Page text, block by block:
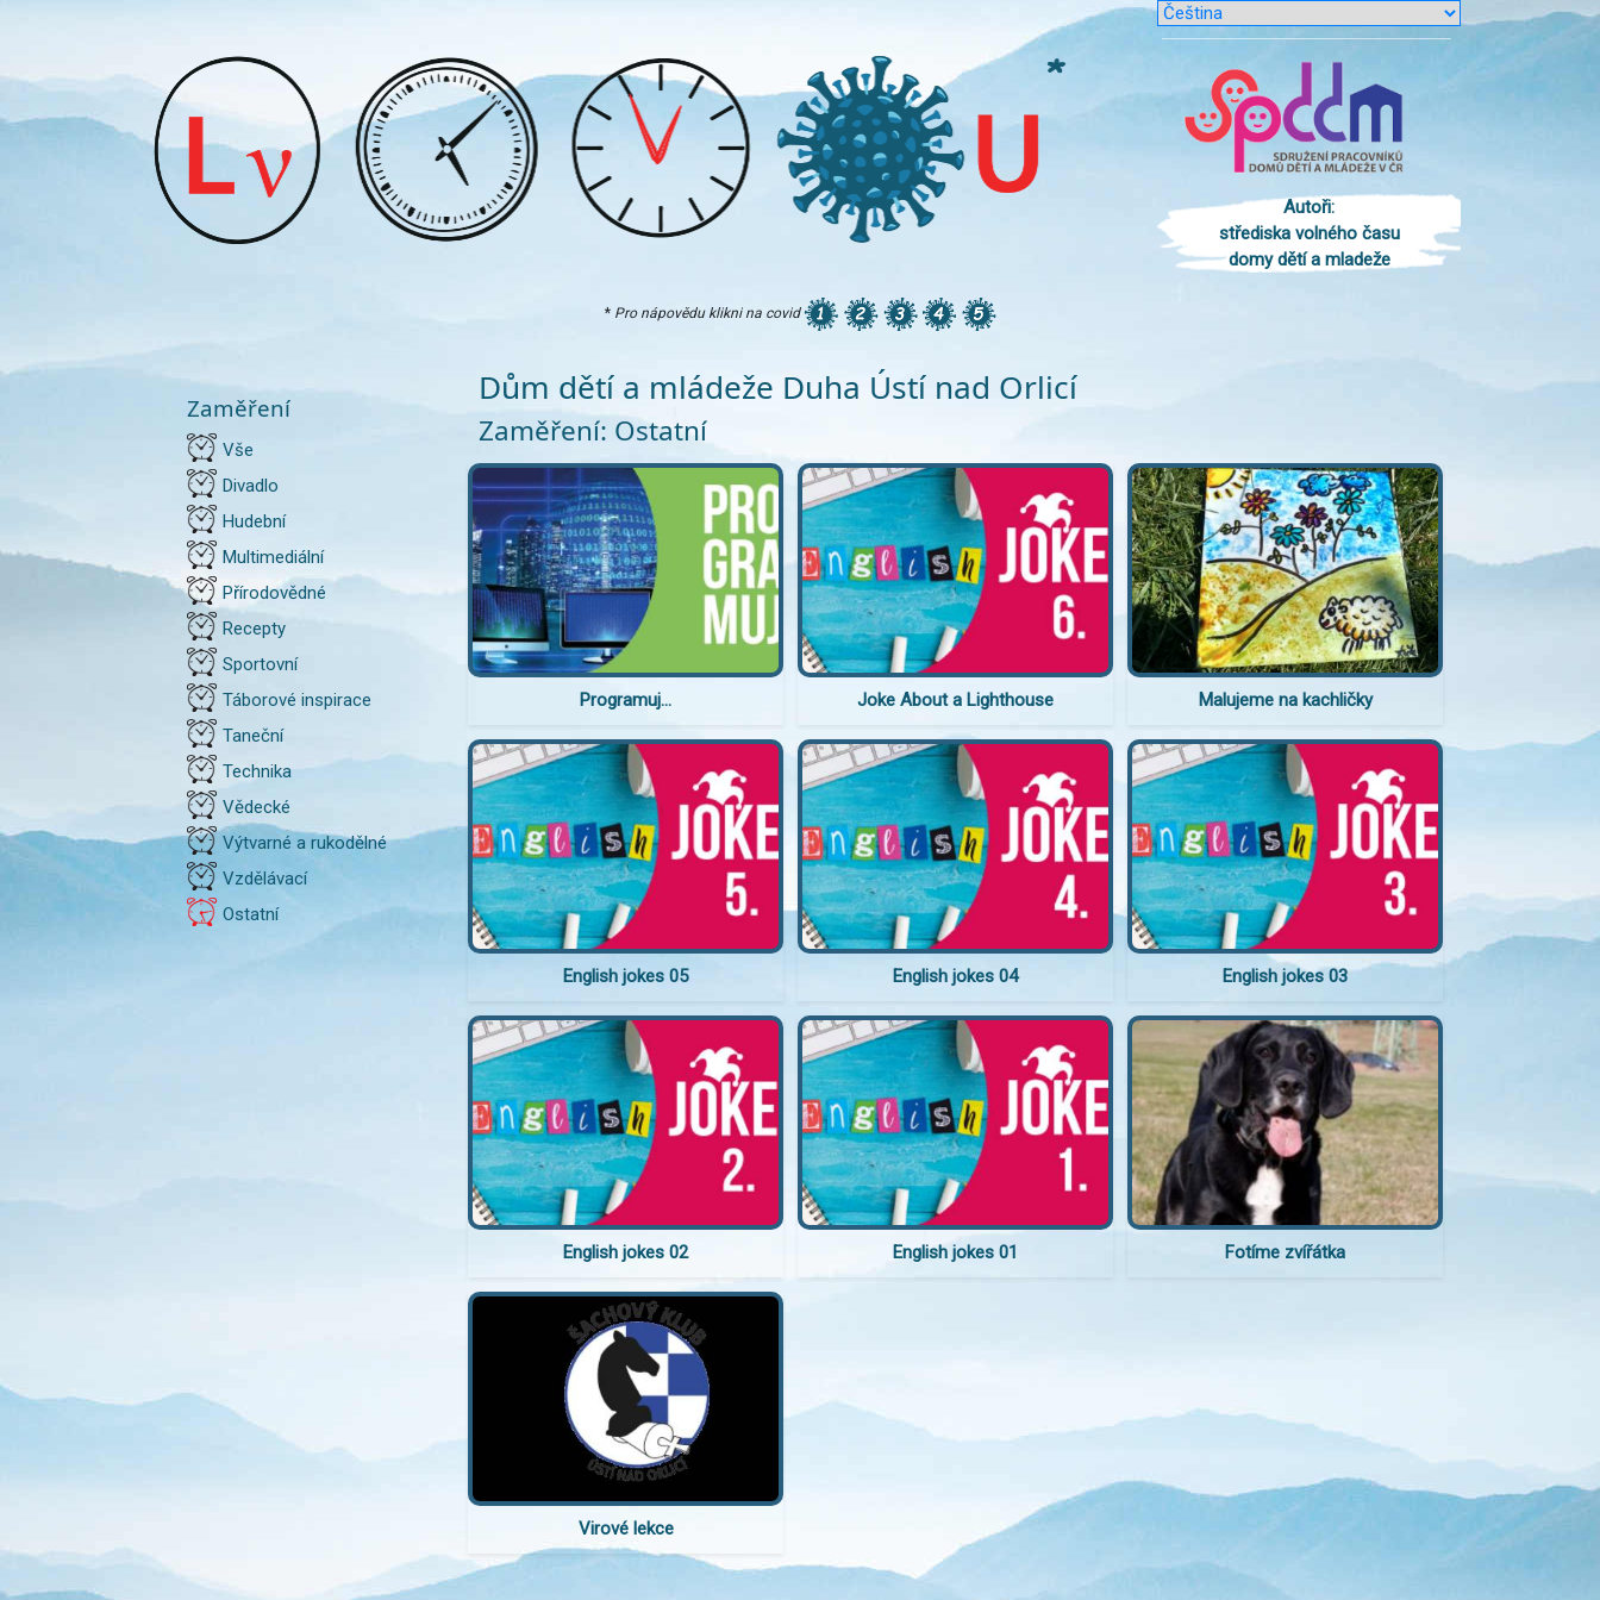
Autoři:
střediska volného času
domy dětí a mladeže
* Pro nápovědu klikni na covid
Zaměření
Vše
Divadlo
Hudební
Multimediální
Přírodovědné
Recepty
Sportovní
Táborové inspirace
Taneční
Technika
Vědecké
Výtvarné a rukodělné
Vzdělávací
Ostatní
Dům dětí a mládeže Duha Ústí nad Orlicí
Zaměření: Ostatní
Programuj... Joke About a Lighthouse Malujeme na kachličky
English jokes 05 English jokes 04 English jokes 03
English jokes 02 English jokes 01 Fotíme zvířátka
Virové lekce